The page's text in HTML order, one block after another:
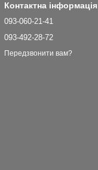
Контактна інформація
093-060-21-41
093-492-28-72
Передзвонити вам?